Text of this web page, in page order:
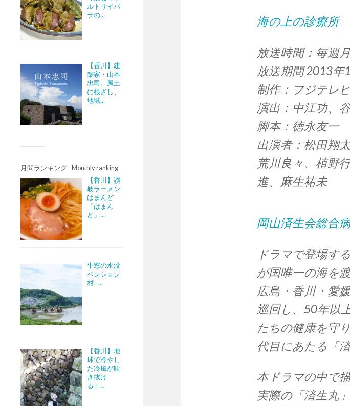
ルトリイバ
ラの...
【香川】建
築家・山本
忠司。風土
に根ざし、
地域...
月間ランキング - Monthly ranking
【香川】讃
岐ラーメン
はまんど
「はまん
ど」...
牛窓の水没
ペンション
村 –...
【香川】地
球で冷やし
た冷風が吹
き抜け
る！...
海の上の診療所
放送時間：毎週
放送期間 2013年
制作：フジテレ
演出：中江功、
脚本：徳永友一
出演者：松田翔
荒川良々、植野
進、麻生祐未
岡山済生会総合
ドラマで登場す
が国唯一の海を
広島・香川・愛
巡回し、50年以
たちの健康を守
代目にあたる「
本ドラマの中で
実際の「済生丸